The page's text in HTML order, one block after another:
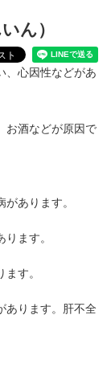
ん）
、心因性などがあ
お酒などが原因で
あります。
ります。
す。
あります。肝不全